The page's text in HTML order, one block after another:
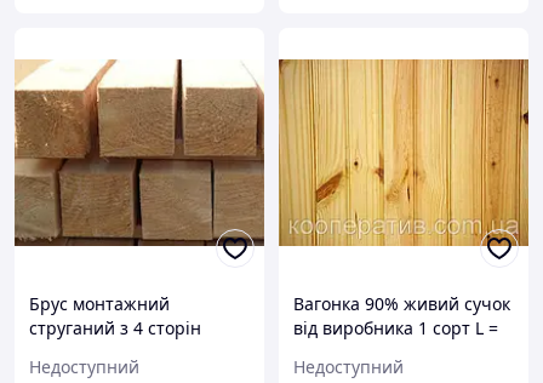
Брус монтажний
струганий з 4 сторін
Недоступний
Вагонка 90% живий сучок
від виробника 1 сорт L =
Недоступний